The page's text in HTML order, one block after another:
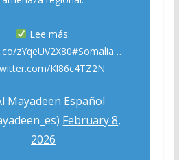
Lee más:
zYqeUV2X80#Somalia…
Kl86c4TZ2N
Mayadeen Español
February 8,
2026